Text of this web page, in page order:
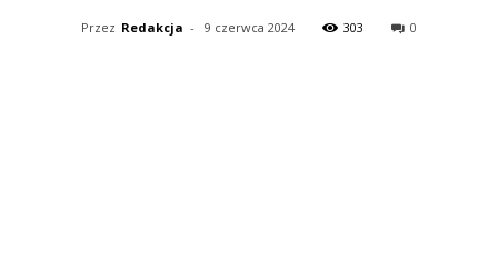
Przez Redakcja - 9 czerwca 2024 303 0